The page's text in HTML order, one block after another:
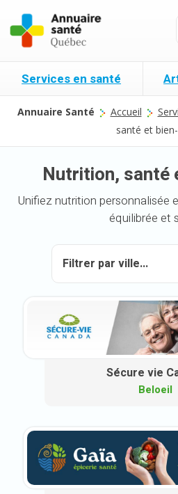
Services en santé
Annuaire Santé Accueil
santé et
Nutrition, santé
Unifiez nutrition personnalisée
équilibrée et
Sécure vie
Beloeil